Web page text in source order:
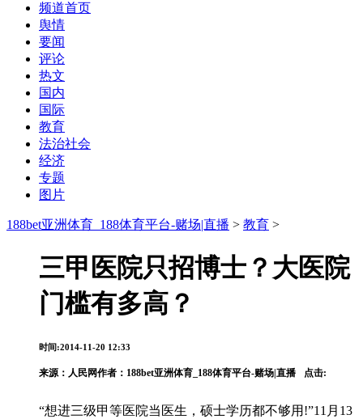
频道首页
舆情
要闻
评论
热文
国内
国际
教育
法治社会
经济
专题
图片
188bet亚洲体育_188体育平台-赌场|直播 > 教育 >
三甲医院只招博士？大医院
门槛有多高？
时间:2014-11-20 12:33
来源： 人民网作者：188bet亚洲体育_188体育平台-赌场|直播 点击:
“想进三级甲等医院当医生，硕士学历都不够用!”11月13